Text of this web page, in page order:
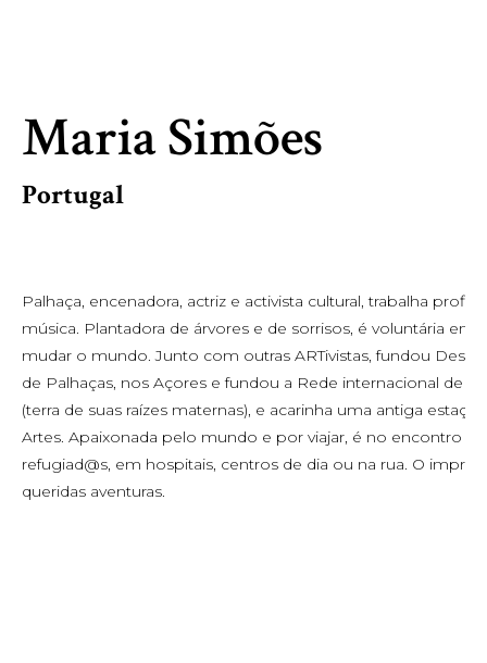
Maria Simões
Portugal
Palhaça, encenadora, actriz e activista cultural, trabalha
música. Plantadora de árvores e de sorrisos, é voluntária
mudar o mundo. Junto com outras ARTivistas, fundou
de Palhaças, nos Açores e fundou a Rede internacional de
(terra de suas raízes maternas), e acarinha uma antiga
Artes. Apaixonada pelo mundo e por viajar, é no encontro
refugiad@s, em hospitais, centros de dia ou na rua. O
queridas aventuras.